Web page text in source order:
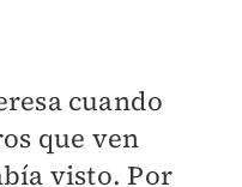
cuando
que ven
visto. Por